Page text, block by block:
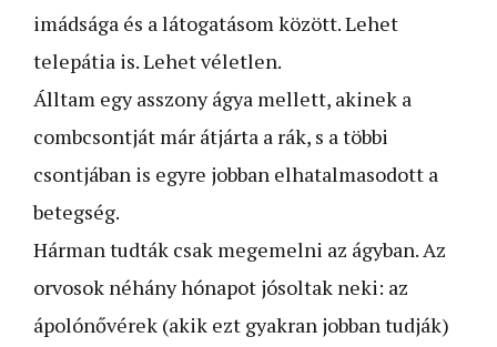
imádsága és a látogatásom között. Lehet
telepátia is. Lehet véletlen.
Álltam egy asszony ágya mellett, akinek a
combcsontját már átjárta a rák, s a többi
csontjában is egyre jobban elhatalmasodott a
betegség.
Hárman tudták csak megemelni az ágyban. Az
orvosok néhány hónapot jósoltak neki: az
ápolónővérek (akik ezt gyakran jobban tudják)